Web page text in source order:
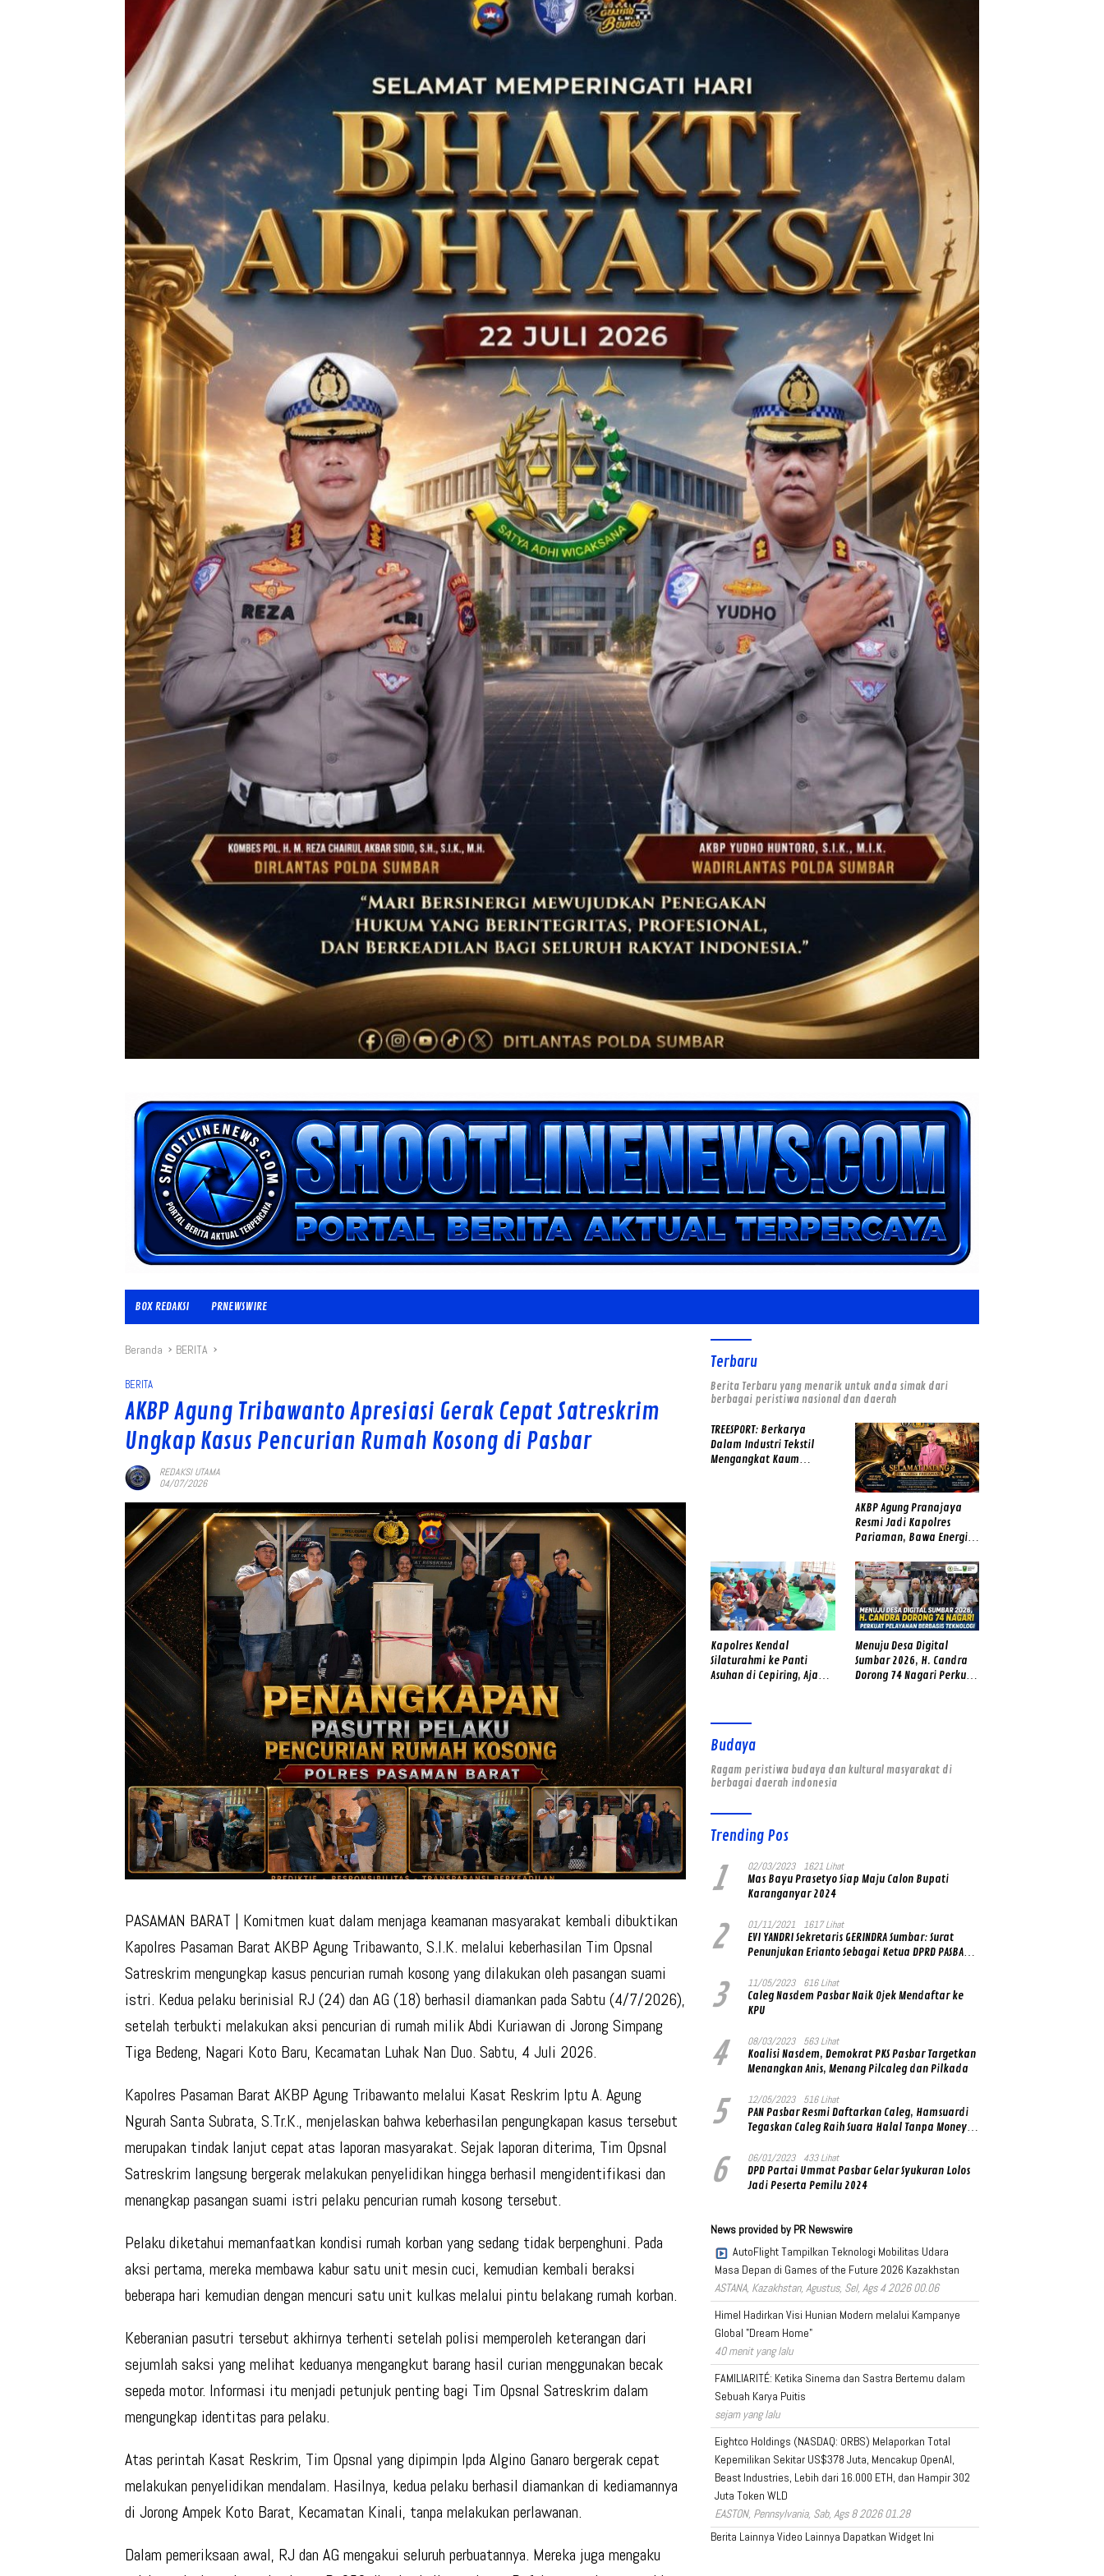
BOX REDAKSI PRNEWSWIRE
Beranda BERITA
BERITA
AKBP Agung Tribawanto Apresiasi Gerak Cepat Satreskrim
Ungkap Kasus Pencurian Rumah Kosong di Pasbar
REDAKSI UTAMA
04/07/2026
PASAMAN BARAT | Komitmen kuat dalam menjaga keamanan masyarakat kembali dibuktikan
Kapolres Pasaman Barat AKBP Agung Tribawanto, S.I.K. melalui keberhasilan Tim Opsnal
Satreskrim mengungkap kasus pencurian rumah kosong yang dilakukan oleh pasangan suami
istri. Kedua pelaku berinisial RJ (24) dan AG (18) berhasil diamankan pada Sabtu (4/7/2026),
setelah terbukti melakukan aksi pencurian di rumah milik Abdi Kuriawan di Jorong Simpang
Tiga Bedeng, Nagari Koto Baru, Kecamatan Luhak Nan Duo. Sabtu, 4 Juli 2026.
Kapolres Pasaman Barat AKBP Agung Tribawanto melalui Kasat Reskrim Iptu A. Agung
Ngurah Santa Subrata, S.Tr.K., menjelaskan bahwa keberhasilan pengungkapan kasus tersebut
merupakan tindak lanjut cepat atas laporan masyarakat. Sejak laporan diterima, Tim Opsnal
Satreskrim langsung bergerak melakukan penyelidikan hingga berhasil mengidentifikasi dan
menangkap pasangan suami istri pelaku pencurian rumah kosong tersebut.
Pelaku diketahui memanfaatkan kondisi rumah korban yang sedang tidak berpenghuni. Pada
aksi pertama, mereka membawa kabur satu unit mesin cuci, kemudian kembali beraksi
beberapa hari kemudian dengan mencuri satu unit kulkas melalui pintu belakang rumah korban.
Keberanian pasutri tersebut akhirnya terhenti setelah polisi memperoleh keterangan dari
sejumlah saksi yang melihat keduanya mengangkut barang hasil curian menggunakan becak
sepeda motor. Informasi itu menjadi petunjuk penting bagi Tim Opsnal Satreskrim dalam
mengungkap identitas para pelaku.
Atas perintah Kasat Reskrim, Tim Opsnal yang dipimpin Ipda Algino Ganaro bergerak cepat
melakukan penyelidikan mendalam. Hasilnya, kedua pelaku berhasil diamankan di kediamannya
di Jorong Ampek Koto Barat, Kecamatan Kinali, tanpa melakukan perlawanan.
Dalam pemeriksaan awal, RJ dan AG mengakui seluruh perbuatannya. Mereka juga mengaku
Terbaru
Berita Terbaru yang menarik untuk anda simak dari
berbagai peristiwa nasional dan daerah
TREESPORT: Berkarya
Dalam Industri Tekstil
Mengangkat Kaum
AKBP Agung Pranajaya
Resmi Jadi Kapolres
Pariaman, Bawa Energi
Pelayanan kepada
Masyarakat
Kapolres Kendal
Silaturahmi ke Panti
Asuhan di Cepiring, Ajak
Menuju Desa Digital
Sumbar 2026, H. Candra
Dorong 74 Nagari Perkuat
Budaya
Ragam peristiwa budaya dan kultural masyarakat di
berbagai daerah indonesia
Trending Pos
1 02/03/2023 1621 Lihat
Mas Bayu Prasetyo Siap Maju Calon Bupati
Karanganyar 2024
2 01/11/2021 1617 Lihat
EVI YANDRI Sekretaris GERINDRA Sumbar: Surat
Penunjukan Erianto Sebagai Ketua DPRD PASBAR
Prabowo Subianto
3 11/05/2023 616 Lihat
Caleg Nasdem Pasbar Naik Ojek Mendaftar ke
KPU
4 08/03/2023 563 Lihat
Koalisi Nasdem, Demokrat PKS Pasbar Targetkan
Menangkan Anis, Menang Pilcaleg dan Pilkada
5 12/05/2023 516 Lihat
PAN Pasbar Resmi Daftarkan Caleg, Hamsuardi
Tegaskan Caleg Raih Suara Halal Tanpa Money
6 06/01/2023 433 Lihat
DPD Partai Ummat Pasbar Gelar Syukuran Lolos
Jadi Peserta Pemilu 2024
News provided by PR Newswire
AutoFlight Tampilkan Teknologi Mobilitas Udara
Masa Depan di Games of the Future 2026 Kazakhstan
ASTANA, Kazakhstan, Agustus, Sel, Ags 4 2026 00.06
Himel Hadirkan Visi Hunian Modern melalui Kampanye
Global "Dream Home"
40 menit yang lalu
FAMILIARITÉ: Ketika Sinema dan Sastra Bertemu dalam
Sebuah Karya Puitis
sejam yang lalu
Eightco Holdings (NASDAQ: ORBS) Melaporkan Total
Kepemilikan Sekitar US$378 Juta, Mencakup OpenAI,
Beast Industries, Lebih dari 16.000 ETH, dan Hampir 302
Juta Token WLD
EASTON, Pennsylvania, Sab, Ags 8 2026 01.28
Berita Lainnya Video Lainnya Dapatkan Widget Ini